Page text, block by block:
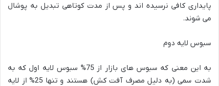
پایداری کافی نرسیده اند و پس از مدت کوتاهی تبدیل به پوشال
می شوند.
سبوس لایه دوم
به این معنی که سبوس های بازار از 75% سبوس لایه اول که به
شدت سمی (به دلیل مصرف آفت کش) هستند و تنها 25% از لایه